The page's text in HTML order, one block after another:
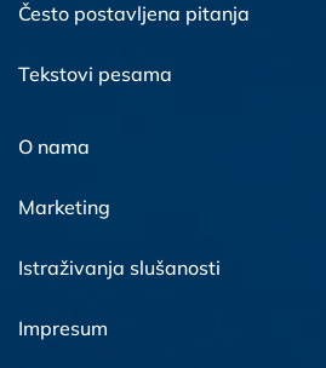
Često postavljena pitanja
Tekstovi pesama
O nama
Marketing
Istraživanja slušanosti
Impresum